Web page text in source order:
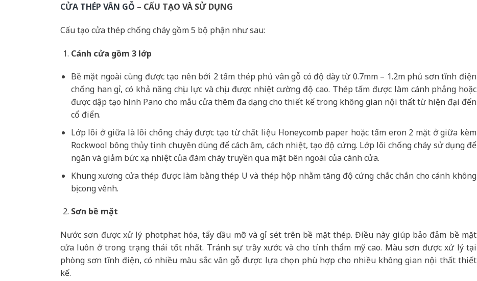
CỬA THÉP VÂN GỖ – CẤU TẠO VÀ SỬ DỤNG
Cấu tạo cửa thép chống cháy gồm 5 bộ phận như sau:
Cánh cửa gồm 3 lớp
Bề mặt ngoài cùng được tạo nên bởi 2 tấm thép phủ vân gỗ có độ dày từ 0.7mm – 1.2m phủ sơn tĩnh điện
chống han gỉ, có khả năng chịu lực và chịu được nhiệt cường độ cao. Thép tấm được làm cánh phẳng hoặc
được dập tạo hình Pano cho mẫu cửa thêm đa dạng cho thiết kế trong không gian nội thất từ hiện đại đến
cổ điển.
Lớp lõi ở giữa là lõi chống cháy được tạo từ chất liệu Honeycomb paper hoặc tấm eron 2 mặt ở giữa kèm
Rockwool bông thủy tinh chuyên dùng để cách âm, cách nhiệt, tạo độ cứng. Lớp lõi chống cháy sử dụng để
ngăn và giảm bức xạ nhiệt của đám cháy truyền qua mặt bên ngoài của cánh cửa.
Khung xương cửa thép được làm bằng thép U và thép hộp nhằm tăng độ cứng chắc chắn cho cánh không
bị cong vênh.
Sơn bề mặt
Nước sơn được xử lý photphat hóa, tẩy dầu mỡ và gỉ sét trên bề mặt thép. Điều này giúp bảo đảm bề mặt
cửa luôn ở trong trạng thái tốt nhất. Tránh sự trầy xước và cho tính thẩm mỹ cao. Màu sơn được xử lý tại
phòng sơn tĩnh điện, có nhiều màu sắc vân gỗ được lựa chọn phù hợp cho nhiều không gian nội thất thiết
kế.